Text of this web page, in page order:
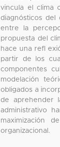
vincula el clima
diagnósticos del
entre la
propuesta del
hace una refl
partir de los
componentes
modelación
obligados a
de aprehender
administrativo
maximización
organizacional.